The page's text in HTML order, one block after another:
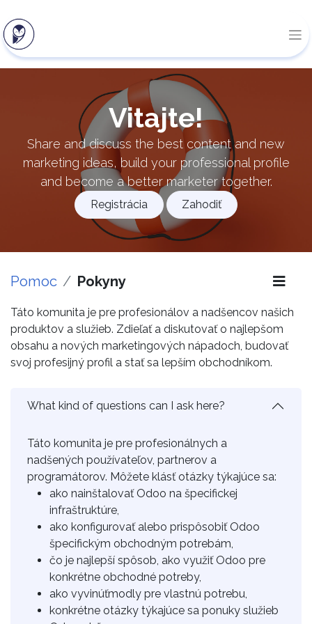
Vitajte!
Share and discuss the best content and new
marketing ideas, build your professional profile
and become a better marketer together.
Registrácia Zahodiť
Pomoc Pokyny
Táto komunita je pre profesionálov a nadšencov našich
produktov a služieb. Zdieľať a diskutovať o najlepšom
obsahu a nových marketingových nápadoch, budovať
svoj profesijný profil a stať sa lepším obchodníkom.
What kind of questions can I ask here?
Táto komunita je pre profesionálnych a
nadšených používateľov, partnerov a
programátorov. Môžete klásť otázky týkajúce sa:
ako nainštalovať Odoo na špecifickej
infraštruktúre,
ako konfigurovať alebo prispôsobiť Odoo
špecifickým obchodným potrebám,
čo je najlepší spôsob, ako využiť Odoo pre
konkrétne obchodné potreby,
ako vyvinúťmodly pre vlastnú potrebu,
konkrétne otázky týkajúce sa ponuky služieb